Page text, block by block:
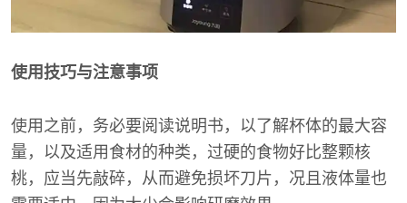
使用技巧与注意事项
使用之前，务必要阅读说明书，以了解杯体的最大容
量，以及适用食材的种类，过硬的食物好比整颗核
桃，应当先敲碎，从而避免损坏刀片，况且液体量也